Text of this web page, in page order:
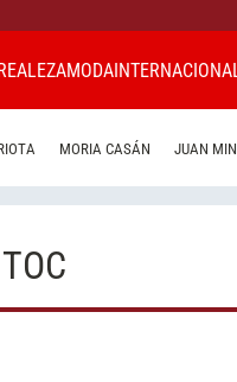
MODA
MORIA CASÁN JUAN